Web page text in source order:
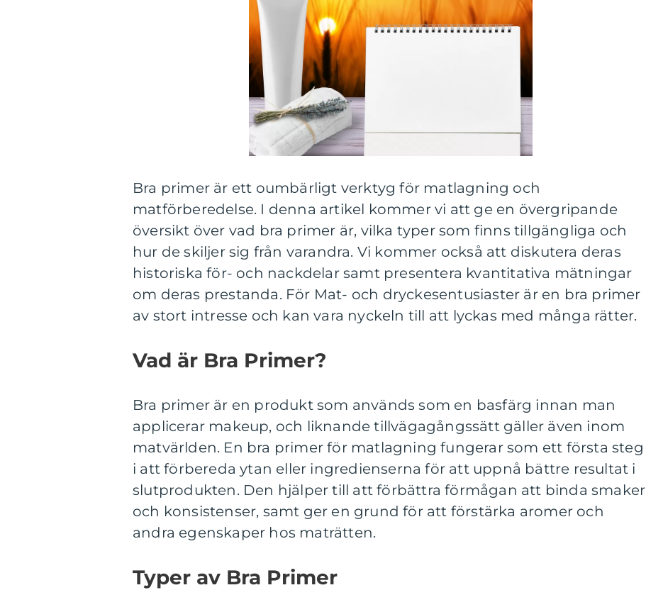
Bra primer är ett oumbärligt verktyg för matlagning och
matförberedelse. I denna artikel kommer vi att ge en övergripande
översikt över vad bra primer är, vilka typer som finns tillgängliga och
hur de skiljer sig från varandra. Vi kommer också att diskutera deras
historiska för- och nackdelar samt presentera kvantitativa mätningar
om deras prestanda. För Mat- och dryckesentusiaster är en bra primer
av stort intresse och kan vara nyckeln till att lyckas med många rätter.
Vad är Bra Primer?
Bra primer är en produkt som används som en basfärg innan man
applicerar makeup, och liknande tillvägagångssätt gäller även inom
matvärlden. En bra primer för matlagning fungerar som ett första steg
i att förbereda ytan eller ingredienserna för att uppnå bättre resultat i
slutprodukten. Den hjälper till att förbättra förmågan att binda smaker
och konsistenser, samt ger en grund för att förstärka aromer och
andra egenskaper hos maträtten.
Typer av Bra Primer